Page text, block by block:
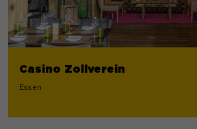
Casino Zollverein
Essen